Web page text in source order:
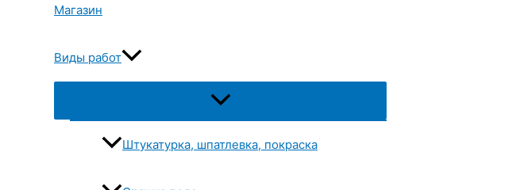
Магазин
Виды работ
Переключатель
меню
Штукатурка, шпатлевка, покраска